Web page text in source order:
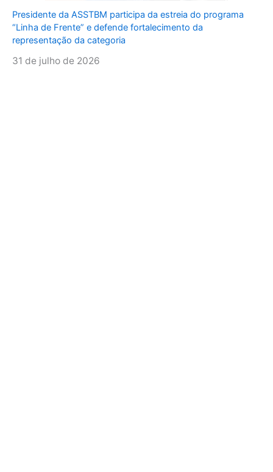
Presidente da ASSTBM participa da estreia do programa
“Linha de Frente” e defende fortalecimento da
representação da categoria
31 de julho de 2026